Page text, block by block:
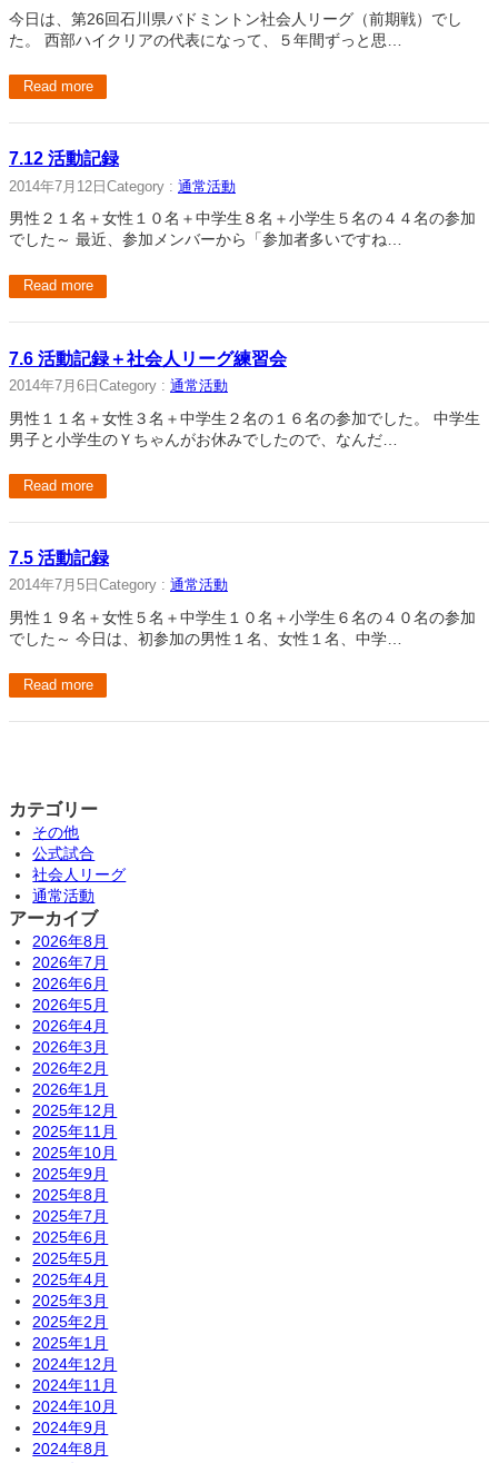
今日は、第26回石川県バドミントン社会人リーグ（前期戦）でし
た。 西部ハイクリアの代表になって、５年間ずっと思…
Read more
7.12 活動記録
2014年7月12日 Category : 通常活動
男性２１名＋女性１０名＋中学生８名＋小学生５名の４４名の参加
でした～ 最近、参加メンバーから「参加者多いですね…
Read more
7.6 活動記録＋社会人リーグ練習会
2014年7月6日 Category : 通常活動
男性１１名＋女性３名＋中学生２名の１６名の参加でした。 中学生
男子と小学生のＹちゃんがお休みでしたので、なんだ…
Read more
7.5 活動記録
2014年7月5日 Category : 通常活動
男性１９名＋女性５名＋中学生１０名＋小学生６名の４０名の参加
でした～ 今日は、初参加の男性１名、女性１名、中学…
Read more
カテゴリー
その他
公式試合
社会人リーグ
通常活動
アーカイブ
2026年8月
2026年7月
2026年6月
2026年5月
2026年4月
2026年3月
2026年2月
2026年1月
2025年12月
2025年11月
2025年10月
2025年9月
2025年8月
2025年7月
2025年6月
2025年5月
2025年4月
2025年3月
2025年2月
2025年1月
2024年12月
2024年11月
2024年10月
2024年9月
2024年8月